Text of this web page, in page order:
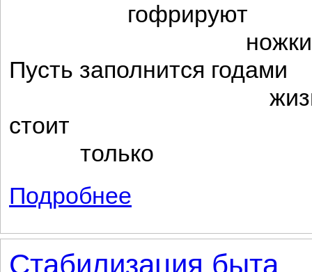
гофрируют
ножки
Пусть заполнится годами
жизни
стоит
только
Подробнее
Стабилизация быта